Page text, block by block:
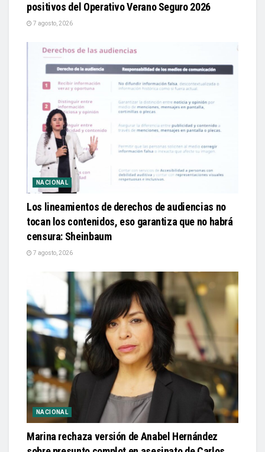
positivos del Operativo Verano Seguro 2026
7 agosto, 2026
NACIONAL
Los lineamientos de derechos de audiencias no
tocan los contenidos, eso garantiza que no habrá
censura: Sheinbaum
7 agosto, 2026
NACIONAL
Marina rechaza versión de Anabel Hernández